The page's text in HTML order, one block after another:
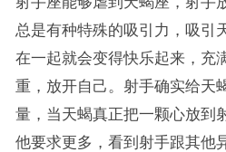
总是有种特殊的吸引力，吸引
在一起就会变得快乐起来，充
重，放开自己。射手确实给天
量，当天蝎真正把一颗心放到
他要求更多，看到射手跟其他